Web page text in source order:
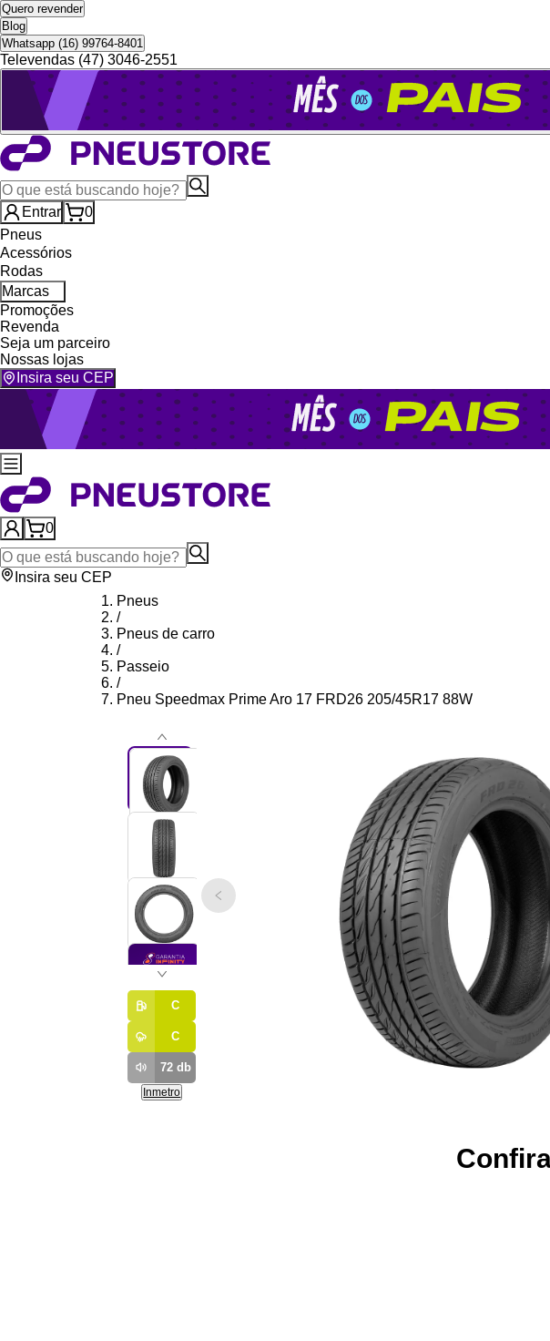
Quero revender
Blog
Whatsapp (16) 99764-8401
Televendas (47) 3046-2551
Entrar
0
Pneus
Acessórios
Rodas
Marcas
Promoções
Revenda
Seja um parceiro
Nossas lojas
Insira seu CEP
0
Insira seu CEP
Pneus
/
Pneus de carro
/
Passeio
/
Pneu Speedmax Prime Aro 17 FRD26 205/45R17 88W
C
C
72db
Inmetro